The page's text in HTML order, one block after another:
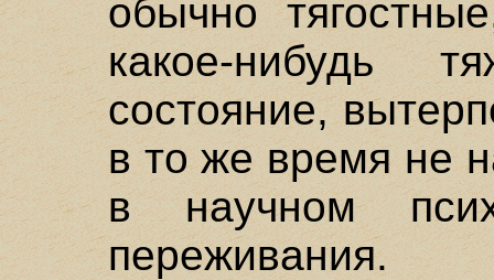
обычно
какое-нибудь
состояние,
в то же время не
в научном
переживания.